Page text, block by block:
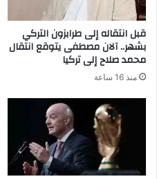
ت
ر
و
ن
ي
قبل انتقاله إلى طرابزون التركي
بشهر.. آلان مصطفى يتوقع انتقال
محمد صلاح إلى تركيا
منذ 16 ساعة